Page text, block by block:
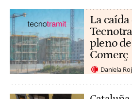
La caída
pleno
Comerç
Daniela